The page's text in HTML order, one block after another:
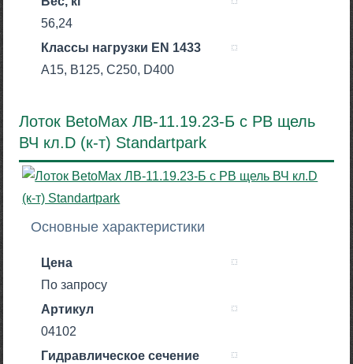
56,24
Класcы нагрузки EN 1433
A15, B125, C250, D400
Лоток BetoMax ЛВ-11.19.23-Б с РВ щель
ВЧ кл.D (к-т) Standartpark
Основные характеристики
Цена
По запросу
Артикул
04102
Гидравлическое сечение